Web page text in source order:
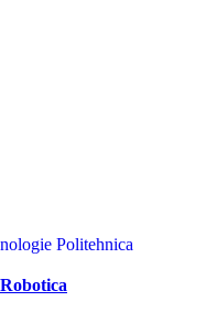
Politehnica